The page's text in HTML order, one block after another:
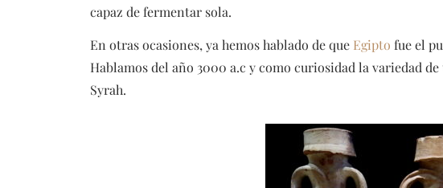
capaz de fermentar sola.
En otras ocasiones, ya hemos hablado de que Egipto fue el
Hablamos del año 3000 a.c y como curiosidad la variedad
Syrah.